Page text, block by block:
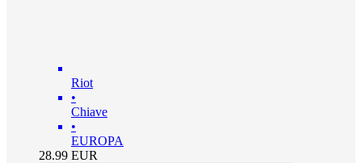
Riot
•
Chiave
•
EUROPA
28.99 EUR